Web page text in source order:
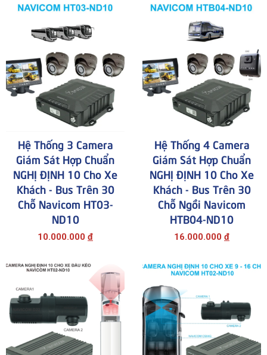
Hệ Thống 3 Camera
Giám Sát Hợp Chuẩn
NGHỊ ĐỊNH 10 Cho Xe
Khách - Bus Trên 30
Chỗ Navicom HT03-
ND10
10.000.000 đ
Hệ Thống 4 Camera
Giám Sát Hợp Chuẩn
NGHỊ ĐỊNH 10 Cho Xe
Khách - Bus Trên 30
Chỗ Ngồi Navicom
HTB04-ND10
16.000.000 đ